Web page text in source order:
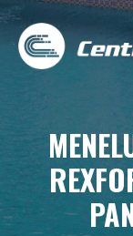
Skip
content